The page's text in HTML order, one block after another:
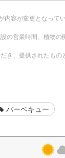
容が変更となって
の営業時間、植物の
き、提供されたもの
バーベキュー